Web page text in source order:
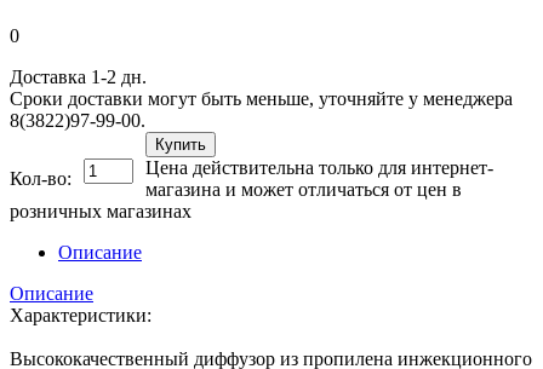
0
Доставка 1-2 дн.
Сроки доставки могут быть меньше, уточняйте у менеджера
8(3822)97-99-00.
Кол-во:
Купить
Цена действительна только для интернет-
магазина и может отличаться от цен в
розничных магазинах
Описание
Описание
Характеристики:
Высококачественный диффузор из пропилена инжекционного